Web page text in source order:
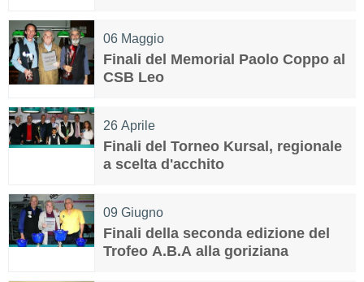
06 Maggio
Finali del Memorial Paolo Coppo al
CSB Leo
26 Aprile
Finali del Torneo Kursal, regionale
a scelta d'acchito
09 Giugno
Finali della seconda edizione del
Trofeo A.B.A alla goriziana